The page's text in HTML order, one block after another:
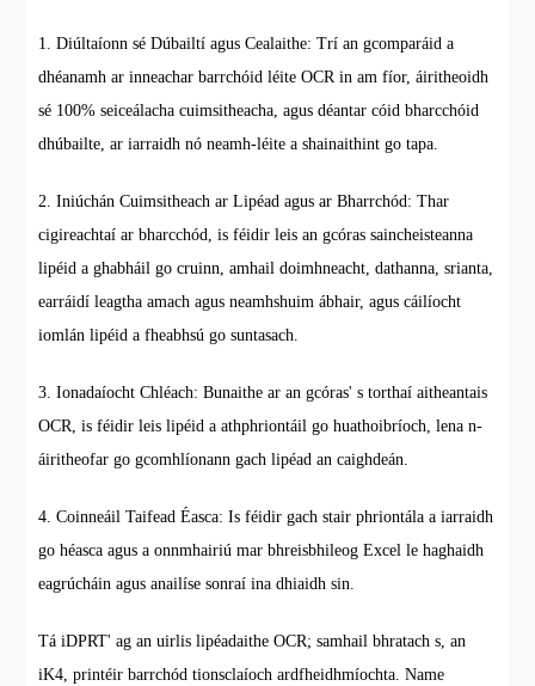
1. Diúltaíonn sé Dúbailtí agus Cealaithe: Trí an gcomparáid a
dhéanamh ar inneachar barrchóid léite OCR in am fíor, áiritheoidh
sé 100% seiceálacha cuimsitheacha, agus déantar cóid bharcchóid
dhúbailte, ar iarraidh nó neamh-léite a shainaithint go tapa.
2. Iniúchán Cuimsitheach ar Lipéad agus ar Bharrchód: Thar
cigireachtaí ar bharcchód, is féidir leis an gcóras saincheisteanna
lipéid a ghabháil go cruinn, amhail doimhneacht, dathanna, srianta,
earráidí leagtha amach agus neamhshuim ábhair, agus cáilíocht
iomlán lipéid a fheabhsú go suntasach.
3. Ionadaíocht Chléach: Bunaithe ar an gcóras' s torthaí aitheantais
OCR, is féidir leis lipéid a athphriontáil go huathoibríoch, lena n-
áiritheofar go gcomhlíonann gach lipéad an caighdeán.
4. Coinneáil Taifead Éasca: Is féidir gach stair phriontála a iarraidh
go héasca agus a onnmhairiú mar bhreisbhileog Excel le haghaidh
eagrúcháin agus anailíse sonraí ina dhiaidh sin.
Tá iDPRT' ag an uirlis lipéadaithe OCR; samhail bhratach s, an
iK4, printéir barrchód tionsclaíoch ardfheidhmíochta. Name